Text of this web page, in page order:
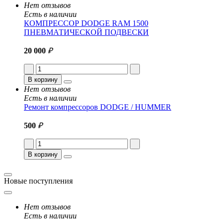
Нет отзывов
Есть в наличии
КОМПРЕССОР DODGE RAM 1500
ПНЕВМАТИЧЕСКОЙ ПОДВЕСКИ
20 000 ₽
В корзину
Нет отзывов
Есть в наличии
Ремонт компрессоров DODGE / HUMMER
500 ₽
В корзину
Новые поступления
Нет отзывов
Есть в наличии